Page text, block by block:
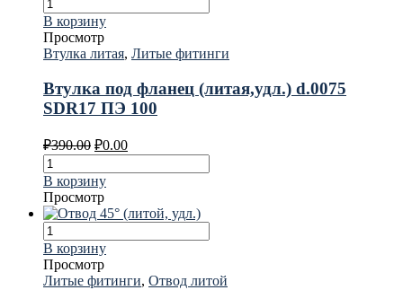
В корзину
Просмотр
Втулка литая, Литые фитинги
Втулка под фланец (литая,удл.) d.0075
SDR17 ПЭ 100
₽390.00 ₽0.00
В корзину
Просмотр
В корзину
Просмотр
Литые фитинги, Отвод литой